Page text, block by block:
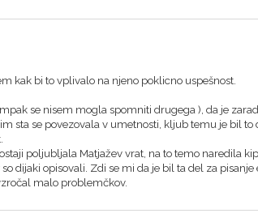
kak bi to vplivalo na njeno poklicno uspešnost.
se nisem mogla spomniti drugega ), da je
sta se povezovala v umetnosti, kljub temu je bil to
poljubljala Matjažev vrat, na to temo naredila
dijaki opisovali. Zdi se mi da je bil ta del za pisanje
malo problemčkov.